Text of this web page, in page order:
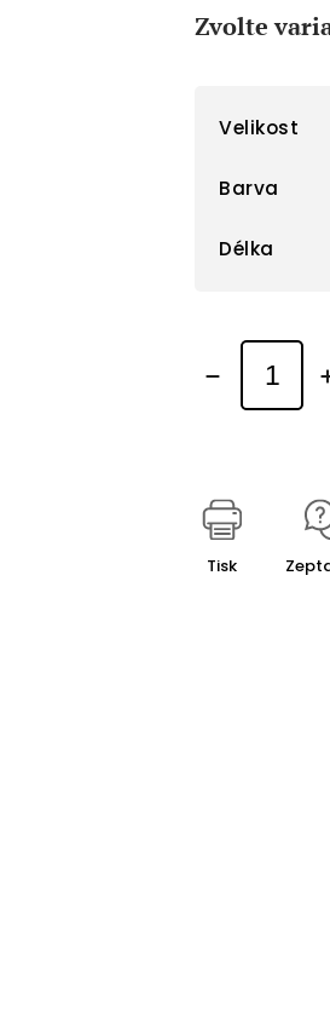
Zvolte
Velikost
Barva
Délka
Tisk